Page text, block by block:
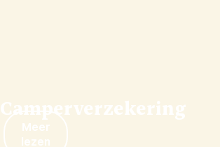
Camperverzekering
Meer
lezen